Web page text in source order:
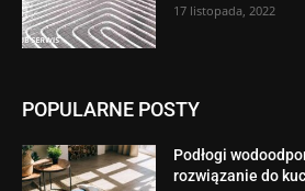
17 listopada, 2022
POPULARNE POSTY
Podłogi
rozwiązanie do